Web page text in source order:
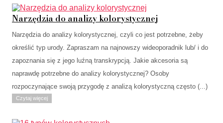
Narzędzia do analizy kolorystycznej
Narzędzia do analizy kolorystycznej, czyli co jest potrzebne, żeby
określić typ urody. Zapraszam na najnowszy wideoporadnik lub/ i do
zapoznania się z jego luźną transkrypcją. Jakie akcesoria są
naprawdę potrzebne do analizy kolorystycznej? Osoby
rozpoczynające swoją przygodę z analizą kolorystyczną często (...)
Czytaj więcej